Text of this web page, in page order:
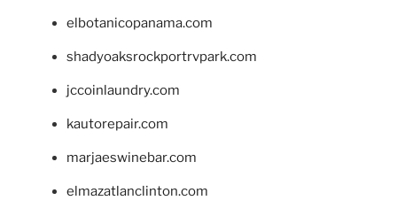
elbotanicopanama.com
shadyoaksrockportrvpark.com
jccoinlaundry.com
kautorepair.com
marjaeswinebar.com
elmazatlanclinton.com